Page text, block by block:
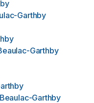
Garthby
Garthby
Beaulac-Garthby